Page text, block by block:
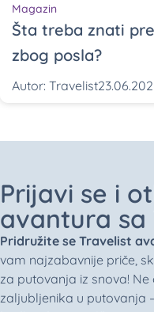
Magazin
Šta treba znati
zbog posla?
Autor: Travelist
Prijavi se i
avantura sa
Pridružite se Travelist
vam najzabavnije priče,
za putovanja iz snova!
zaljubljenika u putovanja –